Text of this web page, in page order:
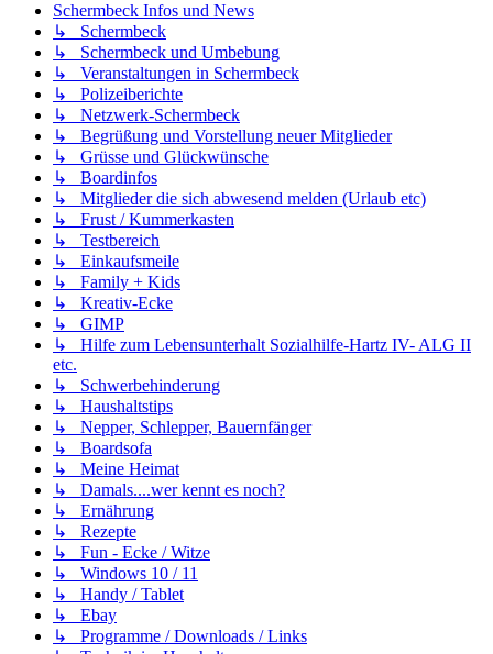
Schermbeck Infos und News
↳ Schermbeck
↳ Schermbeck und Umbebung
↳ Veranstaltungen in Schermbeck
↳ Polizeiberichte
↳ Netzwerk-Schermbeck
↳ Begrüßung und Vorstellung neuer Mitglieder
↳ Grüsse und Glückwünsche
↳ Boardinfos
↳ Mitglieder die sich abwesend melden (Urlaub etc)
↳ Frust / Kummerkasten
↳ Testbereich
↳ Einkaufsmeile
↳ Family + Kids
↳ Kreativ-Ecke
↳ GIMP
↳ Hilfe zum Lebensunterhalt Sozialhilfe-Hartz IV- ALG II
etc.
↳ Schwerbehinderung
↳ Haushaltstips
↳ Nepper, Schlepper, Bauernfänger
↳ Boardsofa
↳ Meine Heimat
↳ Damals....wer kennt es noch?
↳ Ernährung
↳ Rezepte
↳ Fun - Ecke / Witze
↳ Windows 10 / 11
↳ Handy / Tablet
↳ Ebay
↳ Programme / Downloads / Links